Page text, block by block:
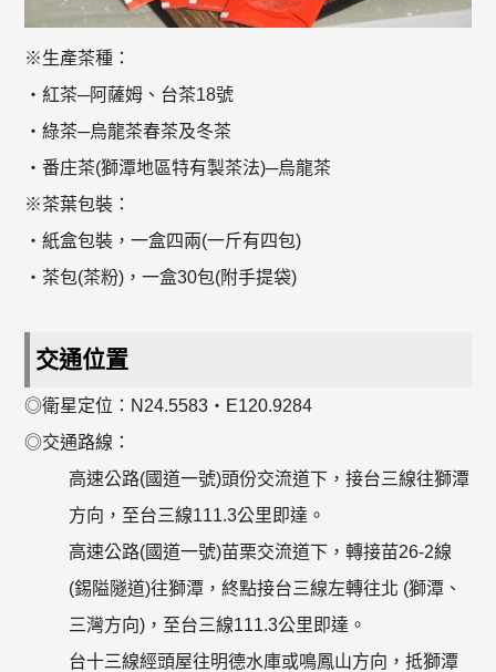
※生產茶種：
‧紅茶─阿薩姆、台茶18號
‧綠茶─烏龍茶春茶及冬茶
‧番庄茶(獅潭地區特有製茶法)─烏龍茶
※茶葉包裝：
‧紙盒包裝，一盒四兩(一斤有四包)
‧茶包(茶粉)，一盒30包(附手提袋)
交通位置
◎衛星定位：N24.5583‧E120.9284
◎交通路線：
高速公路(國道一號)頭份交流道下，接台三線往獅潭
方向，至台三線111.3公里即達。
高速公路(國道一號)苗栗交流道下，轉接苗26-2線
(錫隘隧道)往獅潭，終點接台三線左轉往北 (獅潭、
三灣方向)，至台三線111.3公里即達。
台十三線經頭屋往明德水庫或鳴鳳山方向，抵獅潭